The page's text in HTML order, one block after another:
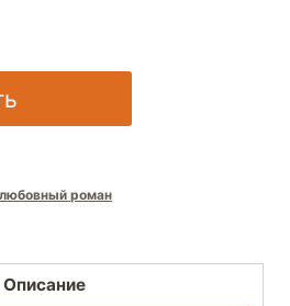
роман
Описание